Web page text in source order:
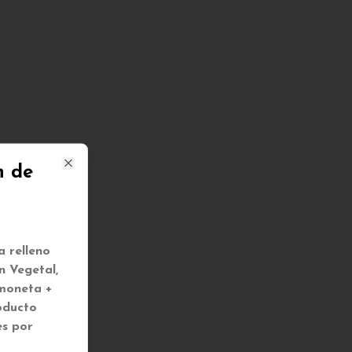
de
relleno
Vegetal,
+
por